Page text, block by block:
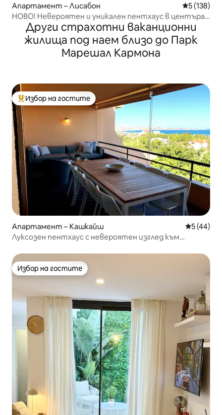
Апартамент – Лисабон Средна
5 (138)
НОВО! Невероятен и уникален пентхаус в центъра
на града!
Други страхотни ваканционни
жилища под наем близо до Парк
Марешал Кармона
Най-популярен избор на гостите
Избор на гостите
Апартамент – Кашкайш Средна
5 (44)
Луксозен пентхаус с невероятен изглед към
Избор на гостите
Избор на гостите